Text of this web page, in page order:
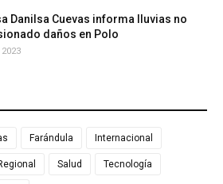
Danilsa Cuevas informa lluvias no
daños en Polo
Farándula Internacional
Salud Tecnología